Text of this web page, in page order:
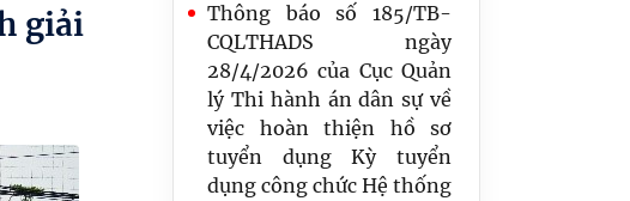
giải
Thông báo số 185/TB-
CQLTHADS ngày
28/4/2026 của Cục Quản
lý Thi hành án dân sự về
việc hoàn thiện hồ sơ
tuyển dụng Kỳ tuyển
dụng công chức Hệ thống